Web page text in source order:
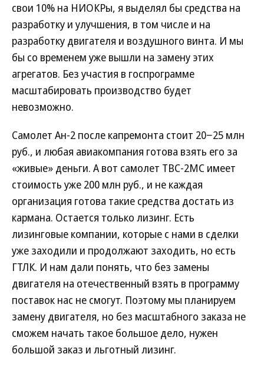
свои 10% на НИОКРы, я выделял бы средства на
разработку и улучшения, в том числе и на
разработку двигателя и воздушного винта. И мы
бы со временем уже вышли на замену этих
агрегатов. Без участия в госпрограмме
масштабировать производство будет
невозможно.
Самолет Ан-2 после капремонта стоит 20−25 млн
руб., и любая авиакомпания готова взять его за
«живые» деньги. А вот самолет ТВС-2МС имеет
стоимость уже 200 млн руб., и не каждая
организация готова такие средства достать из
кармана. Остается только лизинг. Есть
лизинговые компании, которые с нами в сделки
уже заходили и продолжают заходить, но есть
ГТЛК. И нам дали понять, что без замены
двигателя на отечественный взять в программу
поставок нас не смогут. Поэтому мы планируем
замену двигателя, но без масштабного заказа не
сможем начать такое большое дело, нужен
большой заказ и льготный лизинг.